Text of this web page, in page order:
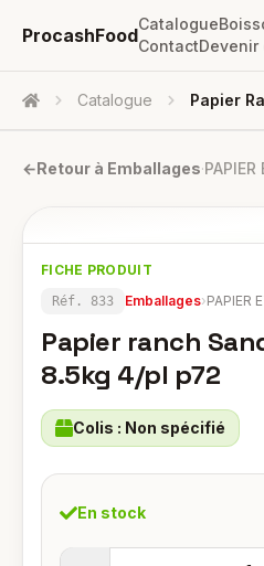
ProcashFood
Catalogue
ContactDevenir
Accueil Catalogue
←Retour à Emballages·PAPIER
FICHE PRODUIT
Réf. 833 Emballages›PAPIER
Papier ranch
8.5kg 4/pl p72
Colis : Non spécifié
En stock